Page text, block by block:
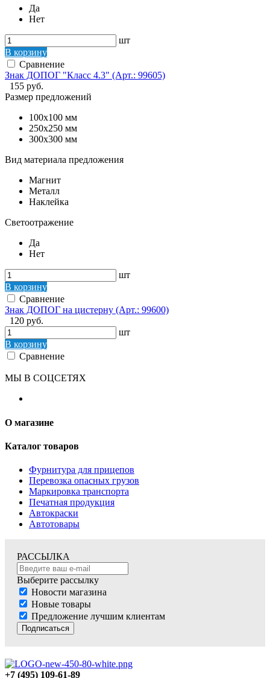
Да
Нет
шт
В корзину
Сравнение
Знак ДОПОГ "Класс 4.3" (Арт.: 99605)
155 руб.
Размер предложений
100x100 мм
250x250 мм
300x300 мм
Вид материала предложения
Магнит
Металл
Наклейка
Светоотражение
Да
Нет
шт
В корзину
Сравнение
Знак ДОПОГ на цистерну (Арт.: 99600)
120 руб.
шт
В корзину
Сравнение
МЫ В СОЦСЕТЯХ
О магазине
Каталог товаров
Фурнитура для прицепов
Перевозка опасных грузов
Маркировка транспорта
Печатная продукция
Автокраски
Автотовары
РАССЫЛКА
Выберите рассылку
Новости магазина
Новые товары
Предложение лучшим клиентам
Подписаться
+7 (495) 109-61-89